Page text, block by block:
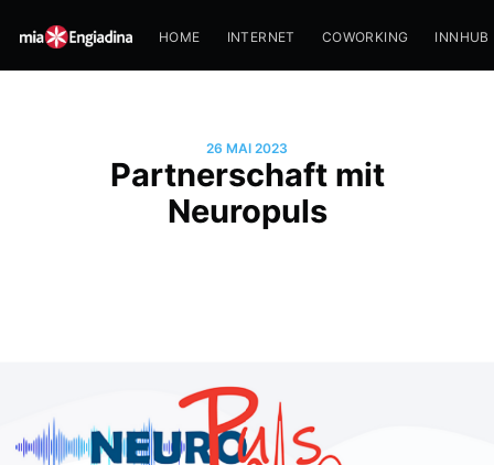
HOME INTERNET COWORKING INNHUB
26 MAI 2023
Partnerschaft mit
Neuropuls